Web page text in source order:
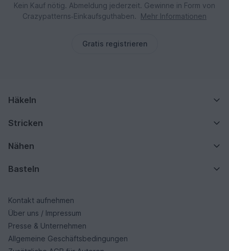
Kein Kauf nötig. Abmeldung jederzeit. Gewinne in Form von
Crazypatterns‑Einkaufsguthaben.
Mehr Informationen
Gratis registrieren
Häkeln
Stricken
Nähen
Basteln
Kontakt aufnehmen
Über uns / Impressum
Presse & Unternehmen
Allgemeine Geschäftsbedingungen